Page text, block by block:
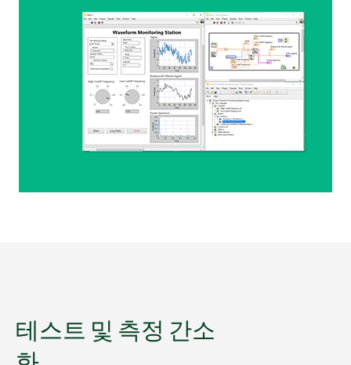
테스트 및 측정 간소